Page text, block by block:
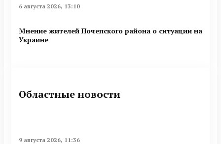
6 августа 2026, 13:10
Мнение жителей Почепского района о ситуации на
Украине
Областные новости
9 августа 2026, 11:36